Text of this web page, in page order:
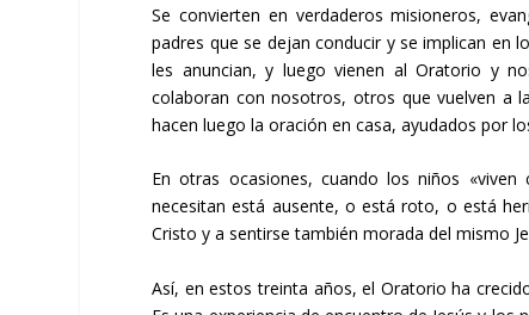
Se convierten en verdaderos misioneros,
padres que se dejan conducir y se implican en
les anuncian, y luego vienen al Oratorio y
colaboran con nosotros, otros que vuelven a
hacen luego la oración en casa, ayudados por
En otras ocasiones, cuando los niños
necesitan está ausente, o está roto, o está
Cristo y a sentirse también morada del mismo
Así, en estos treinta años, el Oratorio ha